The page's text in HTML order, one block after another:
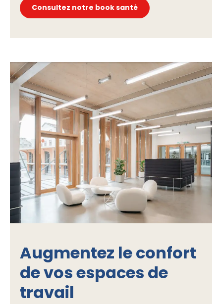
Consultez notre book santé
Augmentez le confort
de vos espaces de
travail